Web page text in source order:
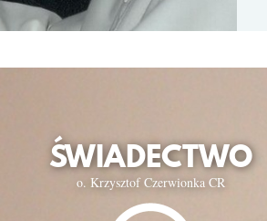
ŚWIADECTWO
o. Krzysztof Czerwionka CR